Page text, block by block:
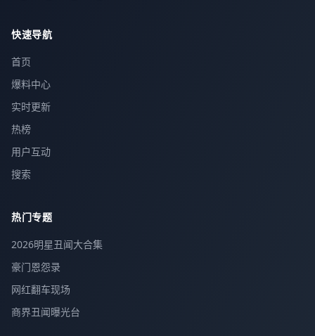
快速导航
首页
爆料中心
实时更新
热榜
用户互动
搜索
热门专题
2026明星丑闻大合集
豪门恩怨录
网红翻车现场
商界丑闻曝光台